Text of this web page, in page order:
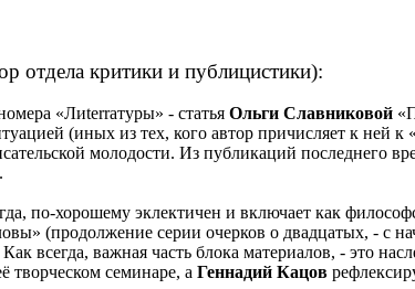
отдела критики и публицистики):
«Лиterraтуры» - статья Ольги Славниковой
(иных из тех, кого автор причисляет к
молодости. Из публикаций последнего
.
по-хорошему эклектичен и включает как
(продолжение серии очерков о двадцатых, - с
Как всегда, важная часть блока материалов, - это
творческом семинаре, а Геннадий Кацов